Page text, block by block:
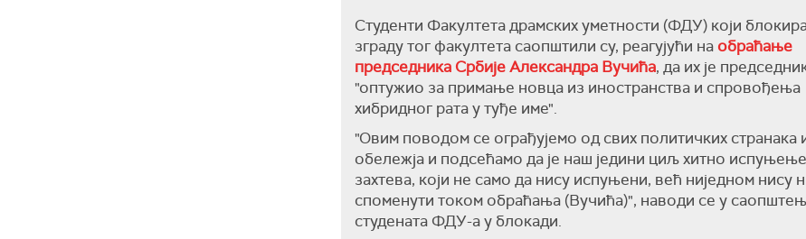
Студенти Факултета драмских уметности (ФДУ) који
зграду тог факултета саопштили су, реагујући на обраћање
председника Србије Александра Вучића, да их је
"оптужио за примање новца из иностранства и спровођења
хибридног рата у туђе име".
"Овим поводом се ограђујемо од свих политичких странака
обележја и подсећамо да је наш једини циљ хитно
захтева, који не само да нису испуњени, већ ниједном нису
споменути током обраћања (Вучића)", наводи се у
студената ФДУ-а у блокади.